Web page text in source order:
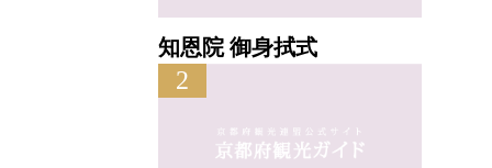
知恩院 御身拭式
2